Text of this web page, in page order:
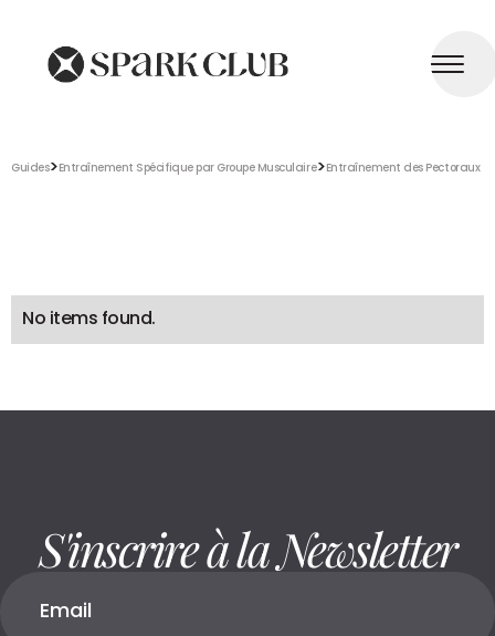
Guides>Entraînement Spécifique par Groupe Musculaire>Entraînement des Pectoraux
No items found.
S'inscrire à la Newsletter